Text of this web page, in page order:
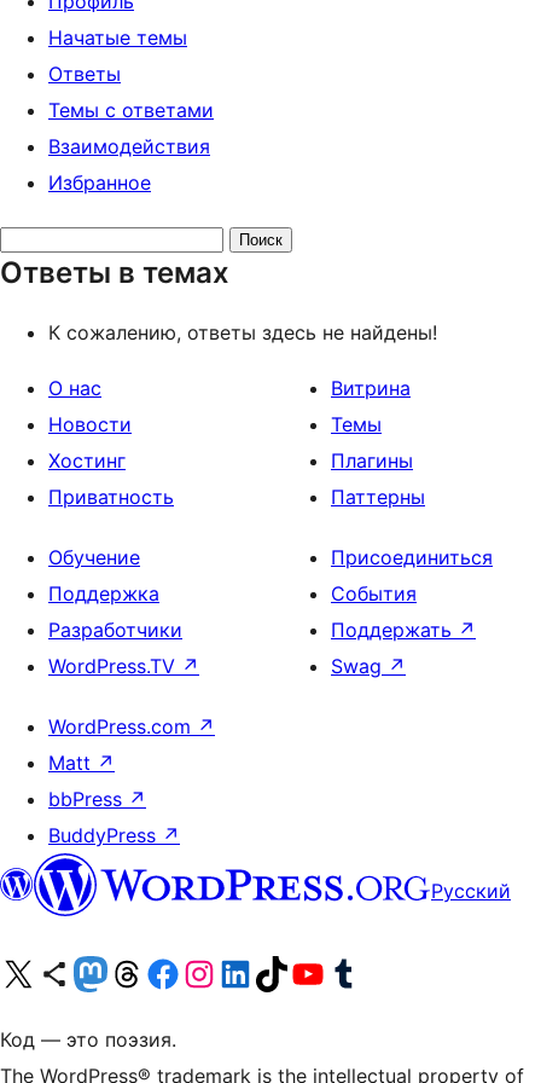
Начатые темы
Ответы
Темы с ответами
Взаимодействия
Избранное
ответов:
Ответы в темах
К сожалению, ответы здесь не найдены!
О нас
Новости
Хостинг
Приватность
Витрина
Темы
Плагины
Паттерны
Обучение
Поддержка
Разработчики
WordPress.TV ↗
Присоединиться
События
Поддержать ↗
Swag ↗
WordPress.com ↗
Matt ↗
bbPress ↗
BuddyPress ↗
Русский
Посетите нас в X (ранее Twitter)
Посетите нашу учётную запись в Bluesky
Посетите нашу ленту в Mastodon
Посетите нашу учётную запись в Threads
Посетите нашу страницу на Facebook
Посетите наш Instagram
Посетите нашу страницу в LinkedIn
Посетите нашу учётную запись в TikTok
Посетите наш канал YouTube
Посетите нашу учётную запись в Tumblr
Код — это поэзия.
The WordPress® trademark is the intellectual property of